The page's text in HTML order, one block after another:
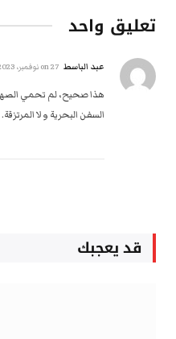
تعليق واحد
عبد الباسط 27 نوفمبر، 2023 9:18 م
هذا صحيح، لم تحمي
السفن البحرية و لا
قد يعجبك